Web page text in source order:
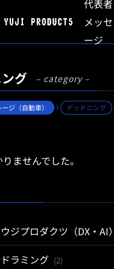
代表者
メッセ
ージ
グ – category –
ジ（自動車） デッドニング
ませんでした。
ジプロダクツ（DX・AI）
ラミング (2)